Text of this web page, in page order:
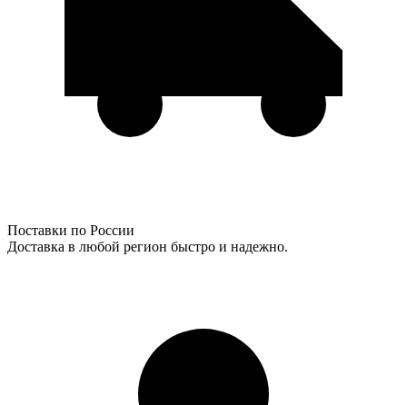
Поставки по России
Доставка в любой регион быстро и надежно.